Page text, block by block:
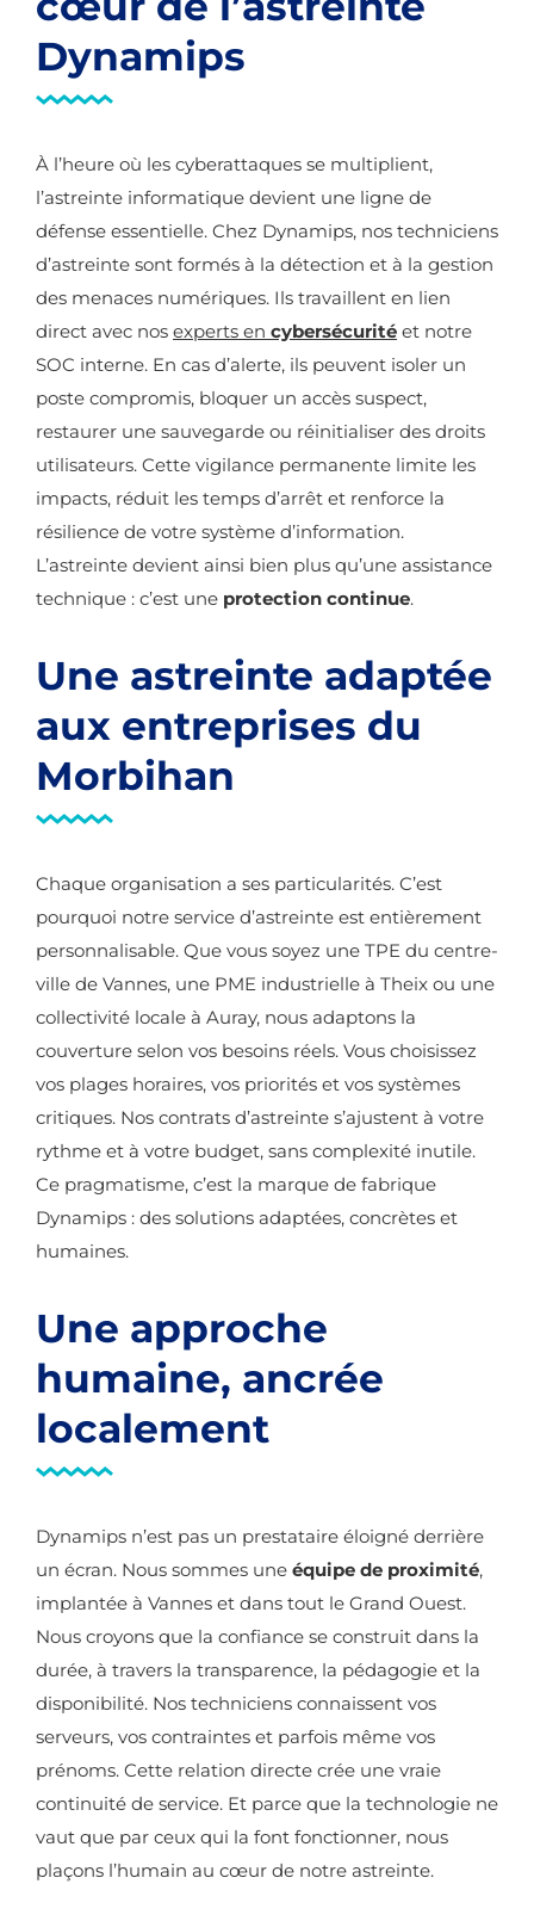
Dynamips
À l’heure où les cyberattaques se multiplient,
l’astreinte informatique devient une ligne de
défense essentielle. Chez Dynamips, nos techniciens
d’astreinte sont formés à la détection et à la gestion
des menaces numériques. Ils travaillent en lien
direct avec nos experts en cybersécurité et notre
SOC interne. En cas d’alerte, ils peuvent isoler un
poste compromis, bloquer un accès suspect,
restaurer une sauvegarde ou réinitialiser des droits
utilisateurs. Cette vigilance permanente limite les
impacts, réduit les temps d’arrêt et renforce la
résilience de votre système d’information.
L’astreinte devient ainsi bien plus qu’une assistance
technique : c’est une protection continue.
Une astreinte adaptée
aux entreprises du
Morbihan
Chaque organisation a ses particularités. C’est
pourquoi notre service d’astreinte est entièrement
personnalisable. Que vous soyez une TPE du centre-
ville de Vannes, une PME industrielle à Theix ou une
collectivité locale à Auray, nous adaptons la
couverture selon vos besoins réels. Vous choisissez
vos plages horaires, vos priorités et vos systèmes
critiques. Nos contrats d’astreinte s’ajustent à votre
rythme et à votre budget, sans complexité inutile.
Ce pragmatisme, c’est la marque de fabrique
Dynamips : des solutions adaptées, concrètes et
humaines.
Une approche
humaine, ancrée
localement
Dynamips n’est pas un prestataire éloigné derrière
un écran. Nous sommes une équipe de proximité,
implantée à Vannes et dans tout le Grand Ouest.
Nous croyons que la confiance se construit dans la
durée, à travers la transparence, la pédagogie et la
disponibilité. Nos techniciens connaissent vos
serveurs, vos contraintes et parfois même vos
prénoms. Cette relation directe crée une vraie
continuité de service. Et parce que la technologie ne
vaut que par ceux qui la font fonctionner, nous
plaçons l’humain au cœur de notre astreinte.